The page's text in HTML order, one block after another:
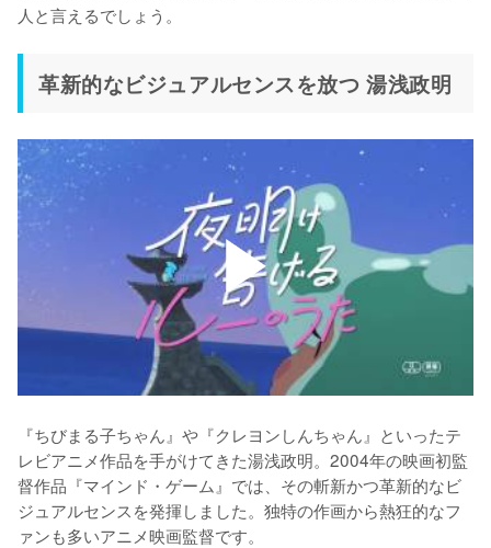
人と言えるでしょう。
革新的なビジュアルセンスを放つ 湯浅政明
『ちびまる子ちゃん』や『クレヨンしんちゃん』といったテ
レビアニメ作品を手がけてきた湯浅政明。2004年の映画初監
督作品『マインド・ゲーム』では、その斬新かつ革新的なビ
ジュアルセンスを発揮しました。独特の作画から熱狂的なフ
ァンも多いアニメ映画監督です。